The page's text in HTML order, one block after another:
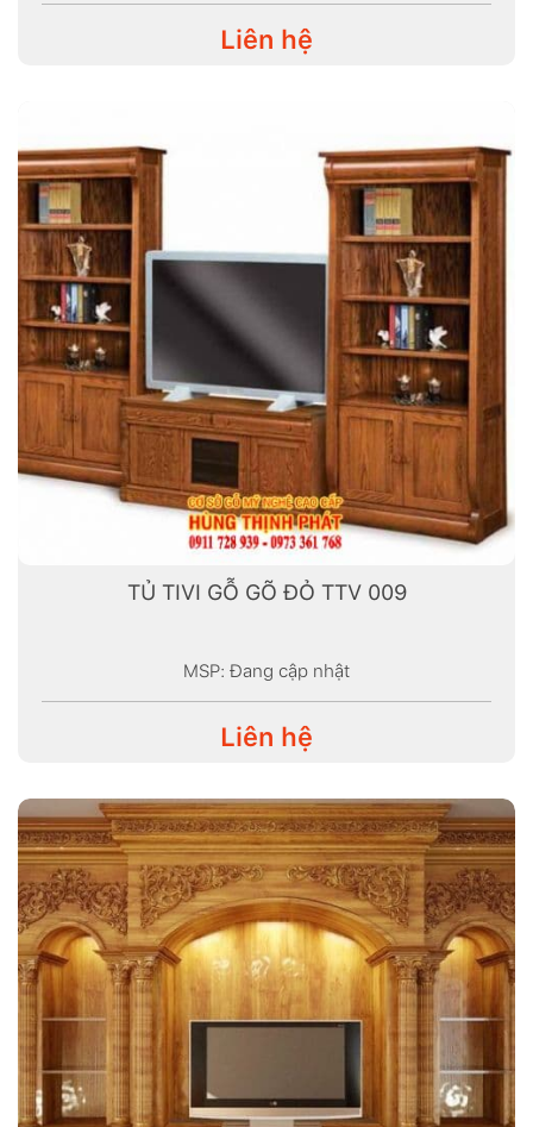
Liên hệ
TỦ TIVI GỖ GÕ ĐỎ TTV 009
MSP: Đang cập nhật
Liên hệ